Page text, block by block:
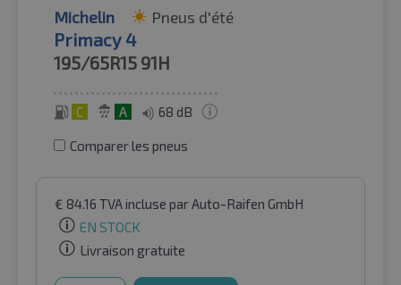
Michelin Pneus d'été
Primacy 4
195/65R15 91H
C A 68 dB
Comparer les pneus
€ 84.16 TVA incluse par Auto-Raifen GmbH
EN STOCK
Livraison gratuite